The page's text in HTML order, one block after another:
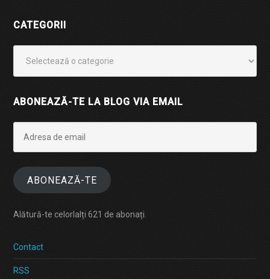
CATEGORII
ABONEAZĂ-TE LA BLOG VIA EMAIL
email
ABONEAZĂ-TE
Alătură-te celorlalți 621 de abonați.
Contact
RSS